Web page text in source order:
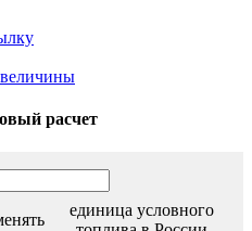
расчет
единица условного